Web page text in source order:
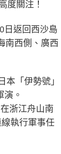
度關注！
日返回西沙島
南西側、廣西
「伊勢號」
。
浙江舟山南
執行軍事任